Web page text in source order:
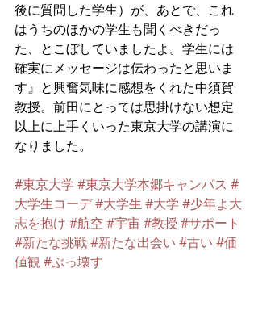
後に質問した学生）が、あとで、これ
はうちのほかの学生も聞くべきだっ
た、とこぼしていましたよ。学生には
確実にメッセージは伝わったと思いま
す』と興奮気味に感想をくれた中須賀
教授。前田にとっては思掛けない想定
以上に上手くいった東京大学の講演に
なりました。
#東京大学 #東京大学本郷キャンパス #
大学生コーデ#大学生 #大学 #少年よ大
志を抱け #航空 #宇宙 #教授 #サポート
#新たな挑戦#新たな出会い #古い #価
値観#ぶっ壊す